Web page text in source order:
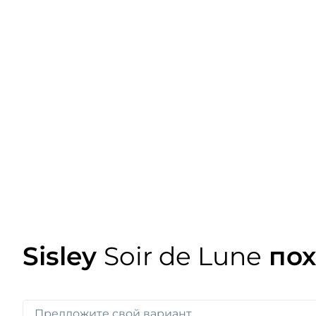
Sisley Soir de Lune